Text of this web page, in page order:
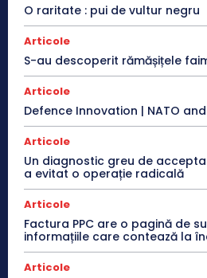
O raritate : pui de vultur negru
Articole
S-au descoperit rămășițele
Articole
Defence Innovation | NATO
Articole
Un diagnostic greu de
a evitat o operație radicală
Articole
Factura PPC are o pagină de
informațiile care contează la
Articole